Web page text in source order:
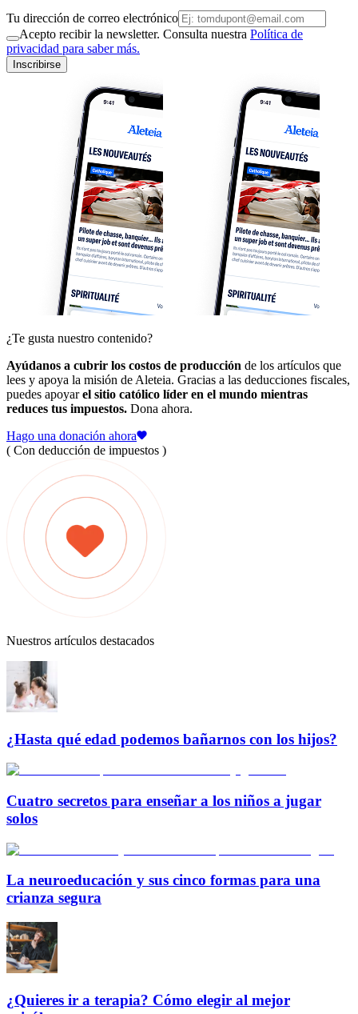
Tu dirección de correo electrónico
Acepto recibir la newsletter. Consulta nuestra Política de
privacidad para saber más.
Inscribirse
¿Te gusta nuestro contenido?
Ayúdanos a cubrir los costos de producción de los artículos que
lees y apoya la misión de Aleteia. Gracias a las deducciones fiscales,
puedes apoyarel sitio católico líder en el mundo mientras
reduces tus impuestos. Dona ahora.
Hago una donación ahora
( Con deducción de impuestos )
Nuestros artículos destacados
¿Hasta qué edad podemos bañarnos con los hijos?
Cuatro secretos para enseñar a los niños a jugar
solos
La neuroeducación y sus cinco formas para una
crianza segura
¿Quieres ir a terapia? Cómo elegir al mejor